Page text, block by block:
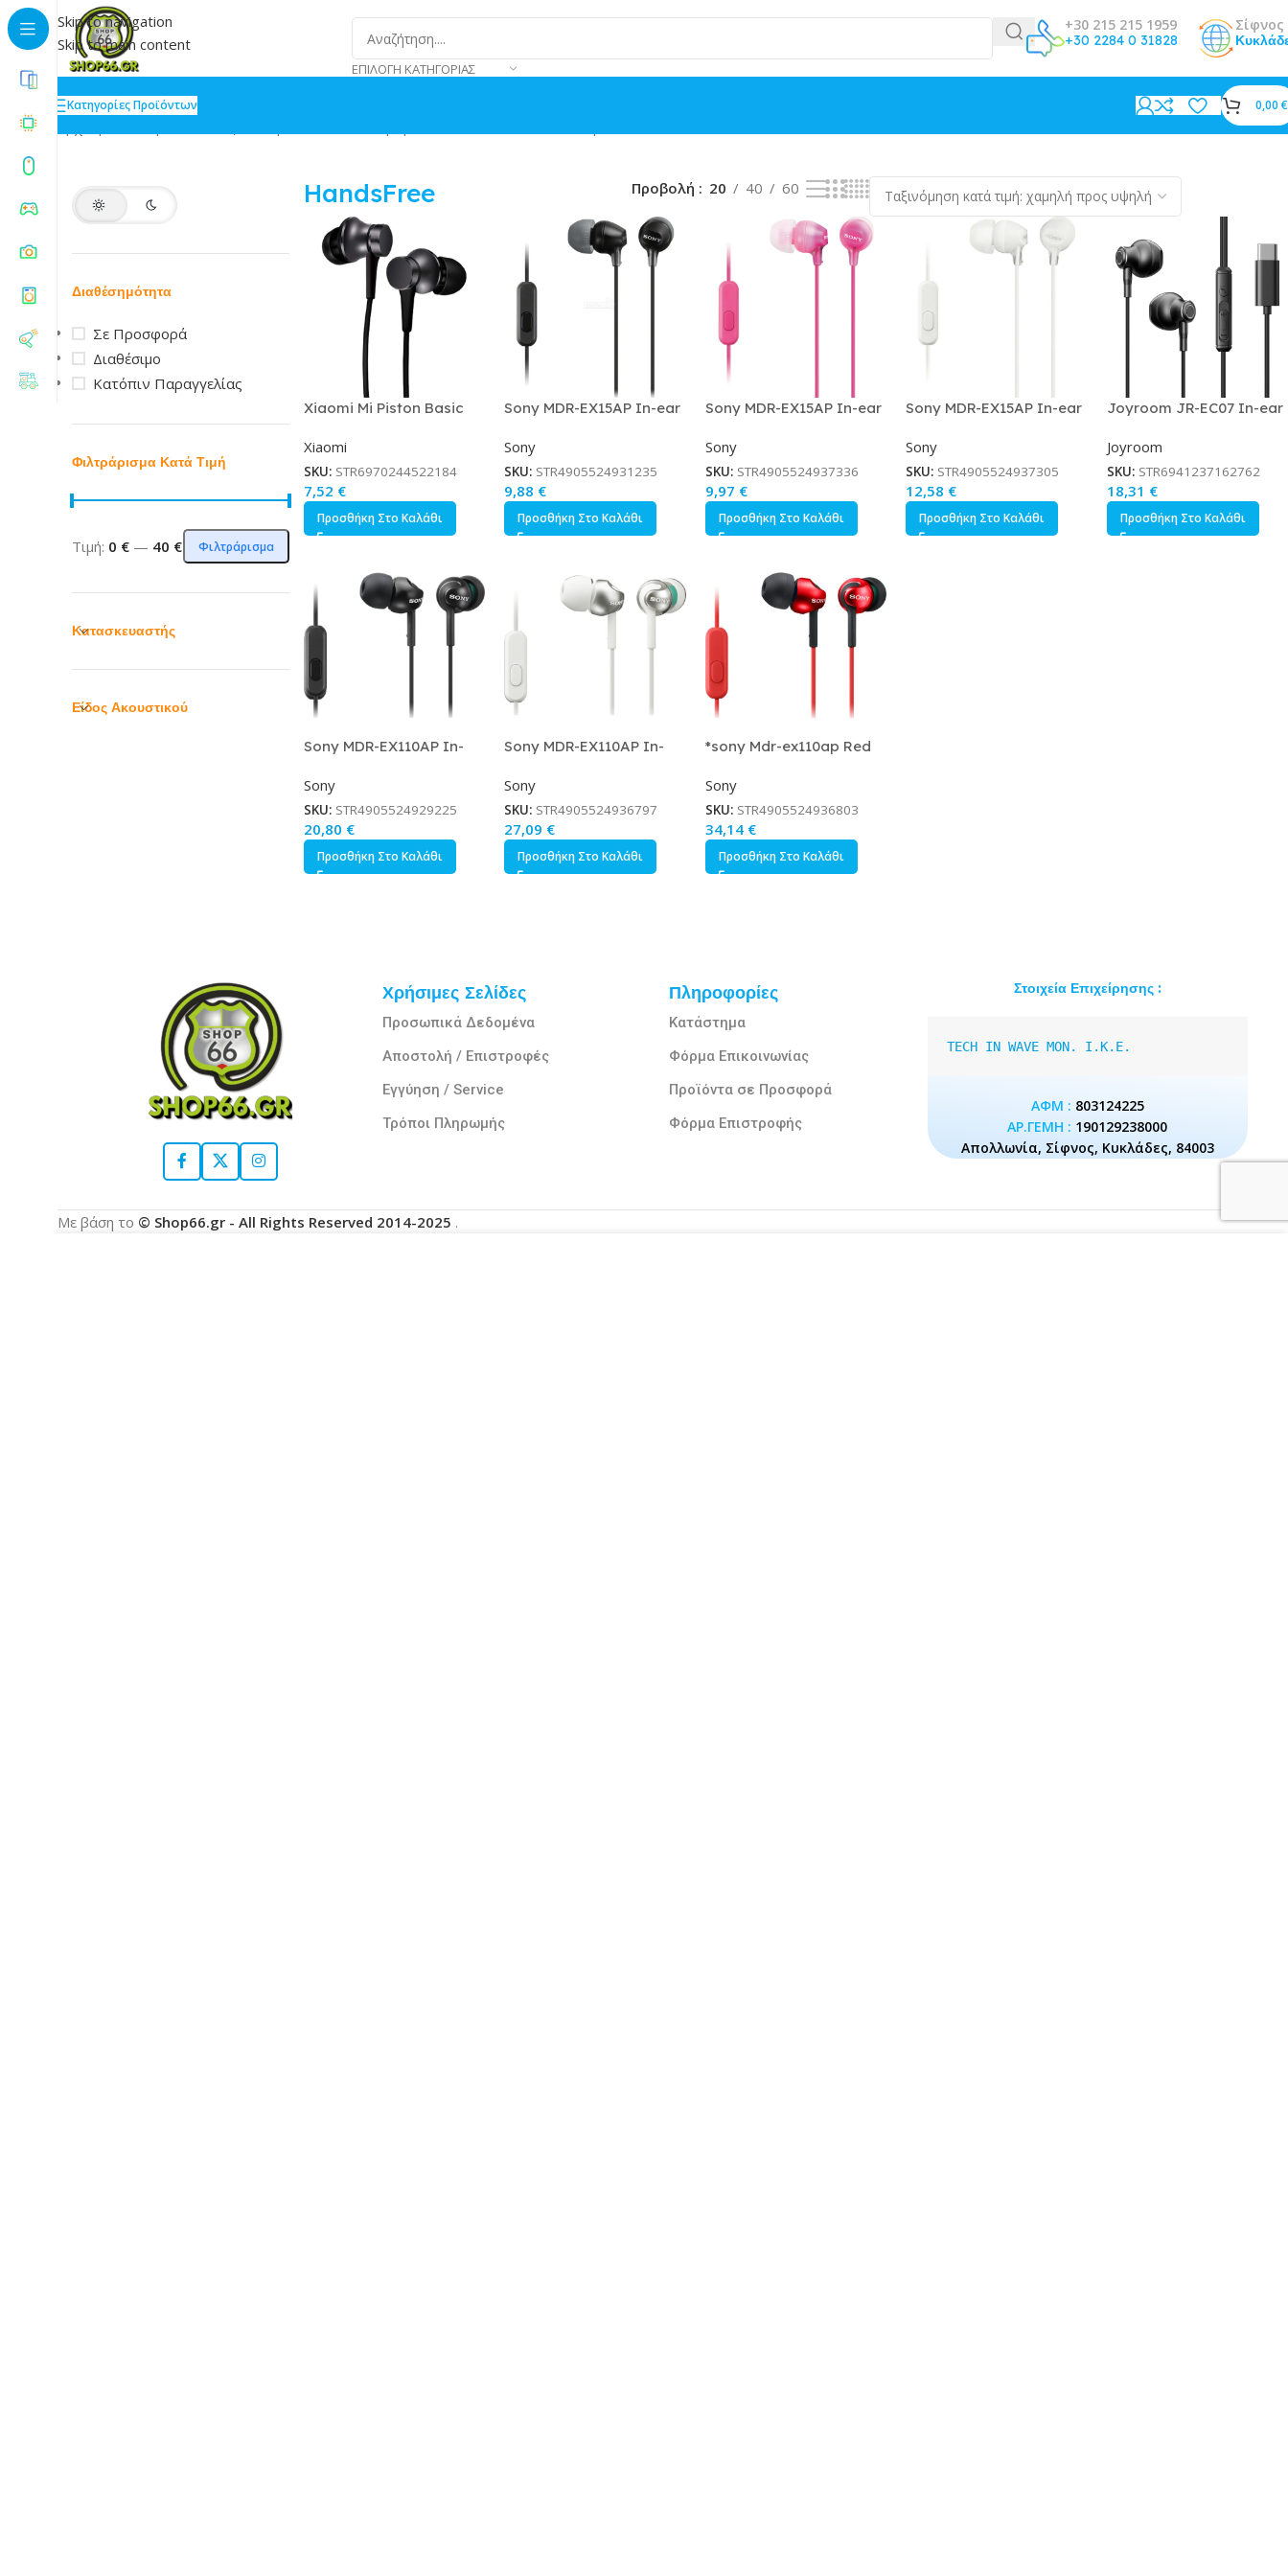
Skip to navigation
Skip to main content
ΕΠΙΛΟΓΉ ΚΑΤΗΓΟΡΊΑΣ
+30 215 215 1959
+30 2284 0 31828
Σίφνος
Κατηγορίες Προϊόντων 0,00 €
Διαθέσημότητα
Σε Προσφορά
Διαθέσιμο
Κατόπιν Παραγγελίας
Φιλτράρισμα Κατά Τιμή
Φιλτράρισμα
Τιμή: 0 € — 40 €
Κατασκευαστής
Είδος Ακουστικού
HandsFree Προβολή 20 40 60
Xiaomi Mi Piston Basic
με Βύσμα 3.5mm Μαύρο
Xiaomi
SKU: STR6970244522184
7,52 €
Προσθήκη Στο Καλάθι
Sony MDR-EX15AP In-ear
3.5mm Μαύρο
Sony
SKU: STR4905524931235
9,88 €
Προσθήκη Στο Καλάθι
Sony MDR-EX15AP In-ear
3.5mm Ροζ
Sony
SKU: STR4905524937336
9,97 €
Προσθήκη Στο Καλάθι
Sony MDR-EX15AP In-ear
3.5mm Λευκό
Sony
SKU: STR4905524937305
12,58 €
Προσθήκη Στο Καλάθι
Joyroom JR-EC07 In-ear
Βύσμα USB-C Μαύρο
Joyroom
SKU: STR6941237162762
18,31 €
Προσθήκη Στο Καλάθι
Sony MDR-EX110AP In-
3.5mm Μαύρο
Sony
SKU: STR4905524929225
20,80 €
Προσθήκη Στο Καλάθι
Sony MDR-EX110AP In-
3.5mm Λευκό
Sony
SKU: STR4905524936797
27,09 €
Προσθήκη Στο Καλάθι
*sony Mdr-ex110ap Red
Sony
SKU: STR4905524936803
34,14 €
Προσθήκη Στο Καλάθι
Χρήσιμες Σελίδες
Προσωπικά Δεδομένα
Αποστολή / Επιστροφές
Εγγύηση / Service
Τρόποι Πληρωμής
Πληροφορίες
Κατάστημα
Φόρμα Επικοινωνίας
Προϊόντα σε Προσφορά
Φόρμα Επιστροφής
Στοιχεία Επιχείρησης :
TECH IN WAVE MON. I.K.E.
ΑΦΜ : 803124225
ΑΡ.ΓΕΜΗ : 190129238000
Απολλωνία, Σίφνος, Κυκλάδες, 84003
Με βάση το © Shop66.gr - All Rights Reserved 2014-2025 .